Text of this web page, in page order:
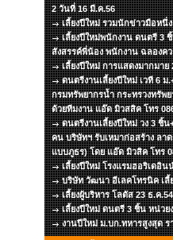
2 วันที่ 16 มี.ค.56
เลี้ยงปีใหม่ รวมนักข่าวมือหนึ่
เลี้ยงปีใหม่พนักงาน ดนตรี 3
สังสรรค์พี่น้อง พนักงาน ฉลองคว
เลี้ยงปีใหม่ การแสดงมากมาย
ดนตรีงานเลี้ยงปีใหม่ เวที 6
กรมทรัพยากรน้ำ กระทรวงทรัพ
ด้วยทีมงาน แอ๊ด มิวสสิค โทร
ดนตรีงานเลี้ยงปีใหม่ วง 3 ชิ้
คน บริษัทฯ รับเหมาก่อสร้าง ลา
แบบภูธร) โดย แอ๊ด มิวสิค โทร
เลี้ยงปีใหม่ โรงแรมฮอริเดอิ
บริษัท วัฒนา อีเลคโทรนิค เลี้
เลี้ยงผู้บริหาร โลตัส 23 ธ.ค.54
เลี้ยงปีใหม่ ดนตรี 3 ชิ้น หน่วย
งานปีใหม่ ม.บก.ทหารสูงสุด